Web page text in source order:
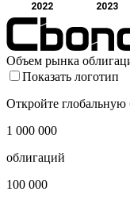
2022 2023
Объем рынка
Показать логотип
Откройте глобальную
1 000 000
облигаций
100 000